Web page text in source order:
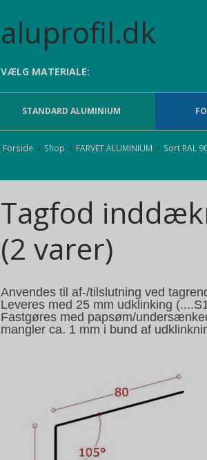
aluprofil.dk
VÆLG MATERIALE:
STANDARD ALUMINIUM
Forside / Shop / FARVET ALUMINIUM / Sort RAL
Tagfod
(2 varer)
Anvendes til af-/tilslutning ved
Leveres med 25 mm udklinking
Fastgøres med papsøm/
mangler ca. 1 mm i bund af